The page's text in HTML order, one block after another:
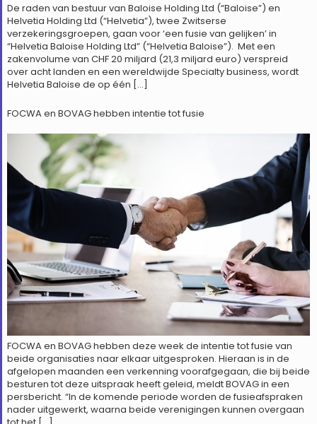
De raden van bestuur van Baloise Holding Ltd (“Baloise”) en
Helvetia Holding Ltd (“Helvetia”), twee Zwitserse
verzekeringsgroepen, gaan voor ‘een fusie van gelijken’ in
“Helvetia Baloise Holding Ltd” (“Helvetia Baloise”). Met een
zakenvolume van CHF 20 miljard (21,3 miljard euro) verspreid
over acht landen en een wereldwijde Specialty business, wordt
Helvetia Baloise de op één […]
FOCWA en BOVAG hebben intentie tot fusie
FOCWA en BOVAG hebben deze week de intentie tot fusie van
beide organisaties naar elkaar uitgesproken. Hieraan is in de
afgelopen maanden een verkenning voorafgegaan, die bij beide
besturen tot deze uitspraak heeft geleid, meldt BOVAG in een
persbericht. “In de komende periode worden de fusieafspraken
nader uitgewerkt, waarna beide verenigingen kunnen overgaan